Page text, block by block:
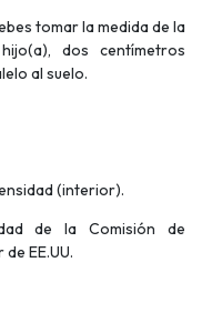
tomar la medida de la
dos centímetros
al suelo.
(interior).
de la Comisión de
EE.UU.